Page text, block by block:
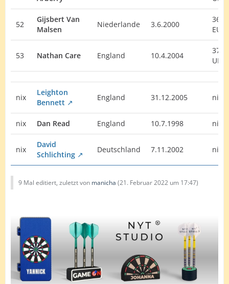
52
Gijsbert Van
Malsen
Niederlande 3.6.2000
36.
EU
53 Nathan Care England 10.4.2004
37.
UK
nix
Leighton
Bennett
England 31.12.2005 nix
nix Dan Read England 10.7.1998 nix
nix
David
Schlichting
Deutschland 7.11.2002 nix
9 Mal editiert, zuletzt von manicha (21. Februar 2022 um 17:47)